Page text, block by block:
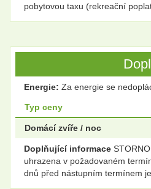
pobytovou taxu (rekreační
Energie: Za energie se
Typ ceny
Domácí zvíře / noc
Doplňující informace
uhrazena v požadovaném
dnů před nástupním termínem